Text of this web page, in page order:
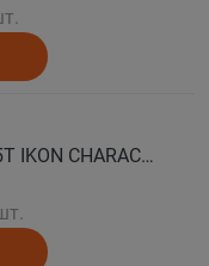
IKON Автошина 275/60 R20 115T IKON CHARACTER ICE 7 SUV шип.